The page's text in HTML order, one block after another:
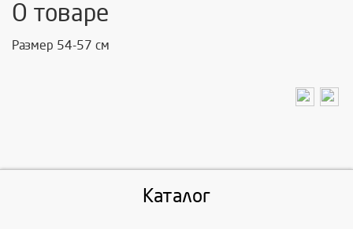
О товаре
Размер 54-57 см
Каталог